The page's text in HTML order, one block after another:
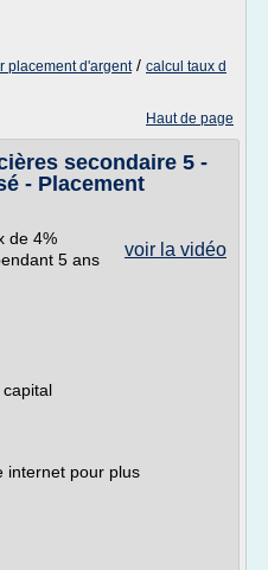
placement d'argent/ calcul taux d
Haut de page
secondaire 5 -
- Placement
voir la vidéo
de 4%
5 ans
internet pour plus